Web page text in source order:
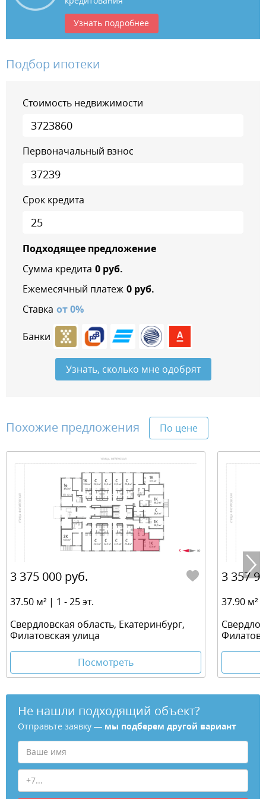
Узнать подробнее
Подбор ипотеки
Стоимость недвижимости
Первоначальный взнос
Срок кредита
Подходящее предложение
Сумма кредита 0руб.
Ежемесячный платеж 0руб.
Ставка от0%
Банки
Узнать, сколько мне одобрят
Похожие предложения По цене
3 375 000 руб.
37.50 м² | 1 - 25 эт.
Свердловская область, Екатеринбург,
Филатовская улица
Посмотреть
3 357
37.90 м²
Не нашли подходящий объект?
Отправьте заявку — мы подберем другой вариант